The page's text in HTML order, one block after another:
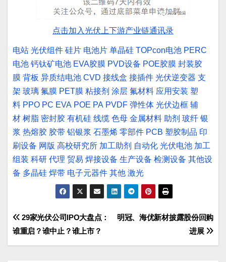
点击加入光伏上下游产业链通讯录
电站 光伏组件 硅片 电池片 单晶硅 TOPcon电池 PERC
电池 钙钛矿电池 EVA胶膜 PVD设备 POE胶膜 封装胶
膜 背板 异质结电池 CVD 接线盒 接插件 光伏逆变器 支
架 玻璃 氟膜 PET膜 粘接剂 涂层 氟材料 应用安装 塑
料 PPO PC EVA POE PA PVDF 弹性体 光伏边框 辅
材 树脂 密封胶 有机硅 线缆 色母 金属材料 助剂 玻纤 银
浆 热熔胶 胶带 铝银浆 石墨烯 零部件 PCB 塑胶制品 印
刷设备 网版 高校研究所 加工助剂 自动化 光伏电池 加工
组装 科研 代理 贸易 焊接设备 生产设备 检测设备 其他设
备 多晶硅 焊带 电子元器件 其他 激光
文
章
明冠、海优新材披露股份回购
进展
29家光伏公司IPO大盘点：
谁重启？谁中止？谁上市？